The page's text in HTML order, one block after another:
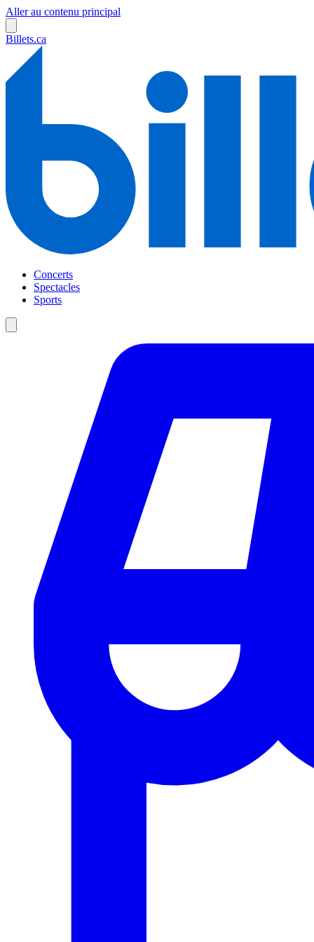
Aller au contenu principal
Billets.ca
Concerts
Spectacles
Sports